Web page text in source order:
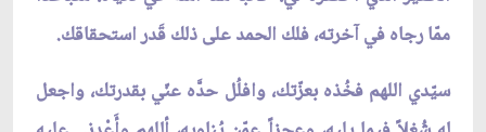
ممّا رجاه في آخرته، فلك الحمد على ذلك قَدر استحقاقك.
سيّدي اللهم فخُذه بعزّتك، وافلُل حدَّه عنّي بقدرتك، واجعل